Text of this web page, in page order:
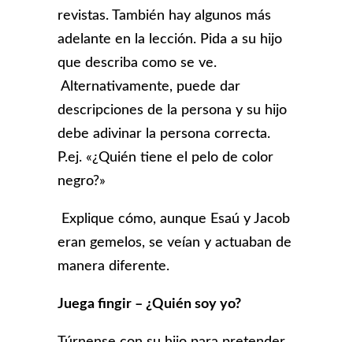
revistas. También hay algunos más
adelante en la lección. Pida a su hijo
que describa como se ve.
Alternativamente, puede dar
descripciones de la persona y su hijo
debe adivinar la persona correcta.
P.ej. «¿Quién tiene el pelo de color
negro?»
Explique cómo, aunque Esaú y Jacob
eran gemelos, se veían y actuaban de
manera diferente.
Juega fingir – ¿Quién soy yo?